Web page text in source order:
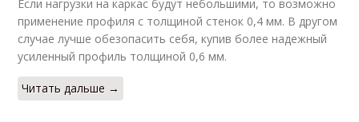
Если нагрузки на каркас будут небольшими, то возможно
применение профиля с толщиной стенок 0,4 мм. В другом
случае лучше обезопасить себя, купив более надежный
усиленный профиль толщиной 0,6 мм.
Читать дальше →